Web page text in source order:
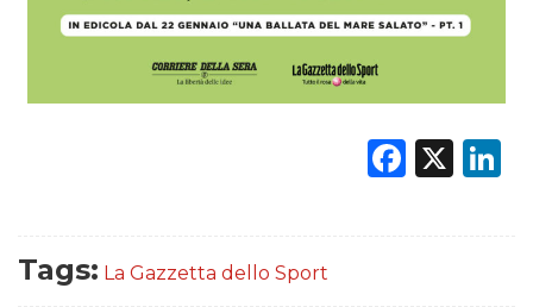
X
Tags: La Gazzetta dello Sport